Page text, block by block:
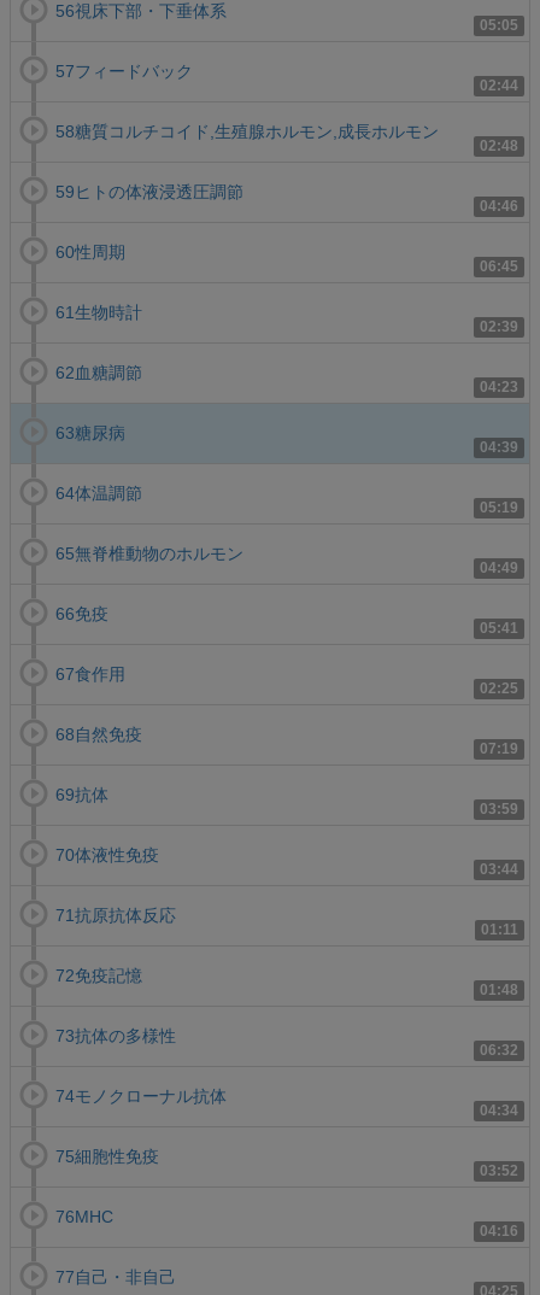
05:05
56視床下部・下垂体系
02:44
57フィードバック
02:48
58糖質コルチコイド,生殖腺ホルモン,成長ホルモン
04:46
59ヒトの体液浸透圧調節
06:45
60性周期
02:39
61生物時計
04:23
62血糖調節
04:39
63糖尿病
05:19
64体温調節
04:49
65無脊椎動物のホルモン
05:41
66免疫
02:25
67食作用
07:19
68自然免疫
03:59
69抗体
03:44
70体液性免疫
01:11
71抗原抗体反応
01:48
72免疫記憶
06:32
73抗体の多様性
04:34
74モノクローナル抗体
03:52
75細胞性免疫
04:16
76MHC
04:25
77自己・非自己